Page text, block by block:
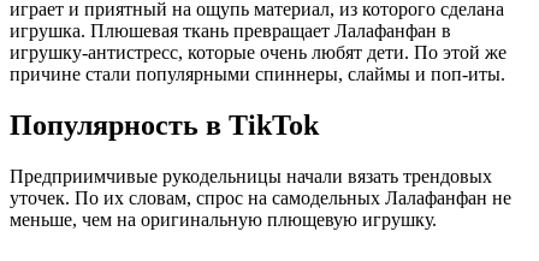
играет и приятный на ощупь материал, из которого сделана
игрушка. Плюшевая ткань превращает Лалафанфан в
игрушку-антистресс, которые очень любят дети. По этой же
причине стали популярными спиннеры, слаймы и поп-иты.
Популярность в TikTok
Предприимчивые рукодельницы начали вязать трендовых
уточек. По их словам, спрос на самодельных Лалафанфан не
меньше, чем на оригинальную плющевую игрушку.